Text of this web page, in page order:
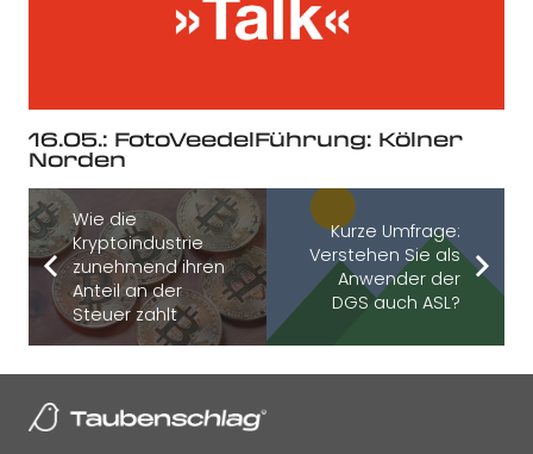
16.05.: FotoVeedelFührung: Kölner
Norden
Wie die
Kryptoindustrie
zunehmend ihren
Anteil an der
Steuer zahlt
Kurze Umfrage:
Verstehen Sie als
Anwender der
DGS auch ASL?